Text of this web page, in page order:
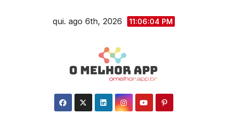
qui. ago 6th, 2026 11:06:05 PM